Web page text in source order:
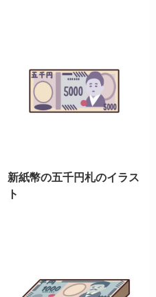
新紙幣の五千円札のイラス
ト